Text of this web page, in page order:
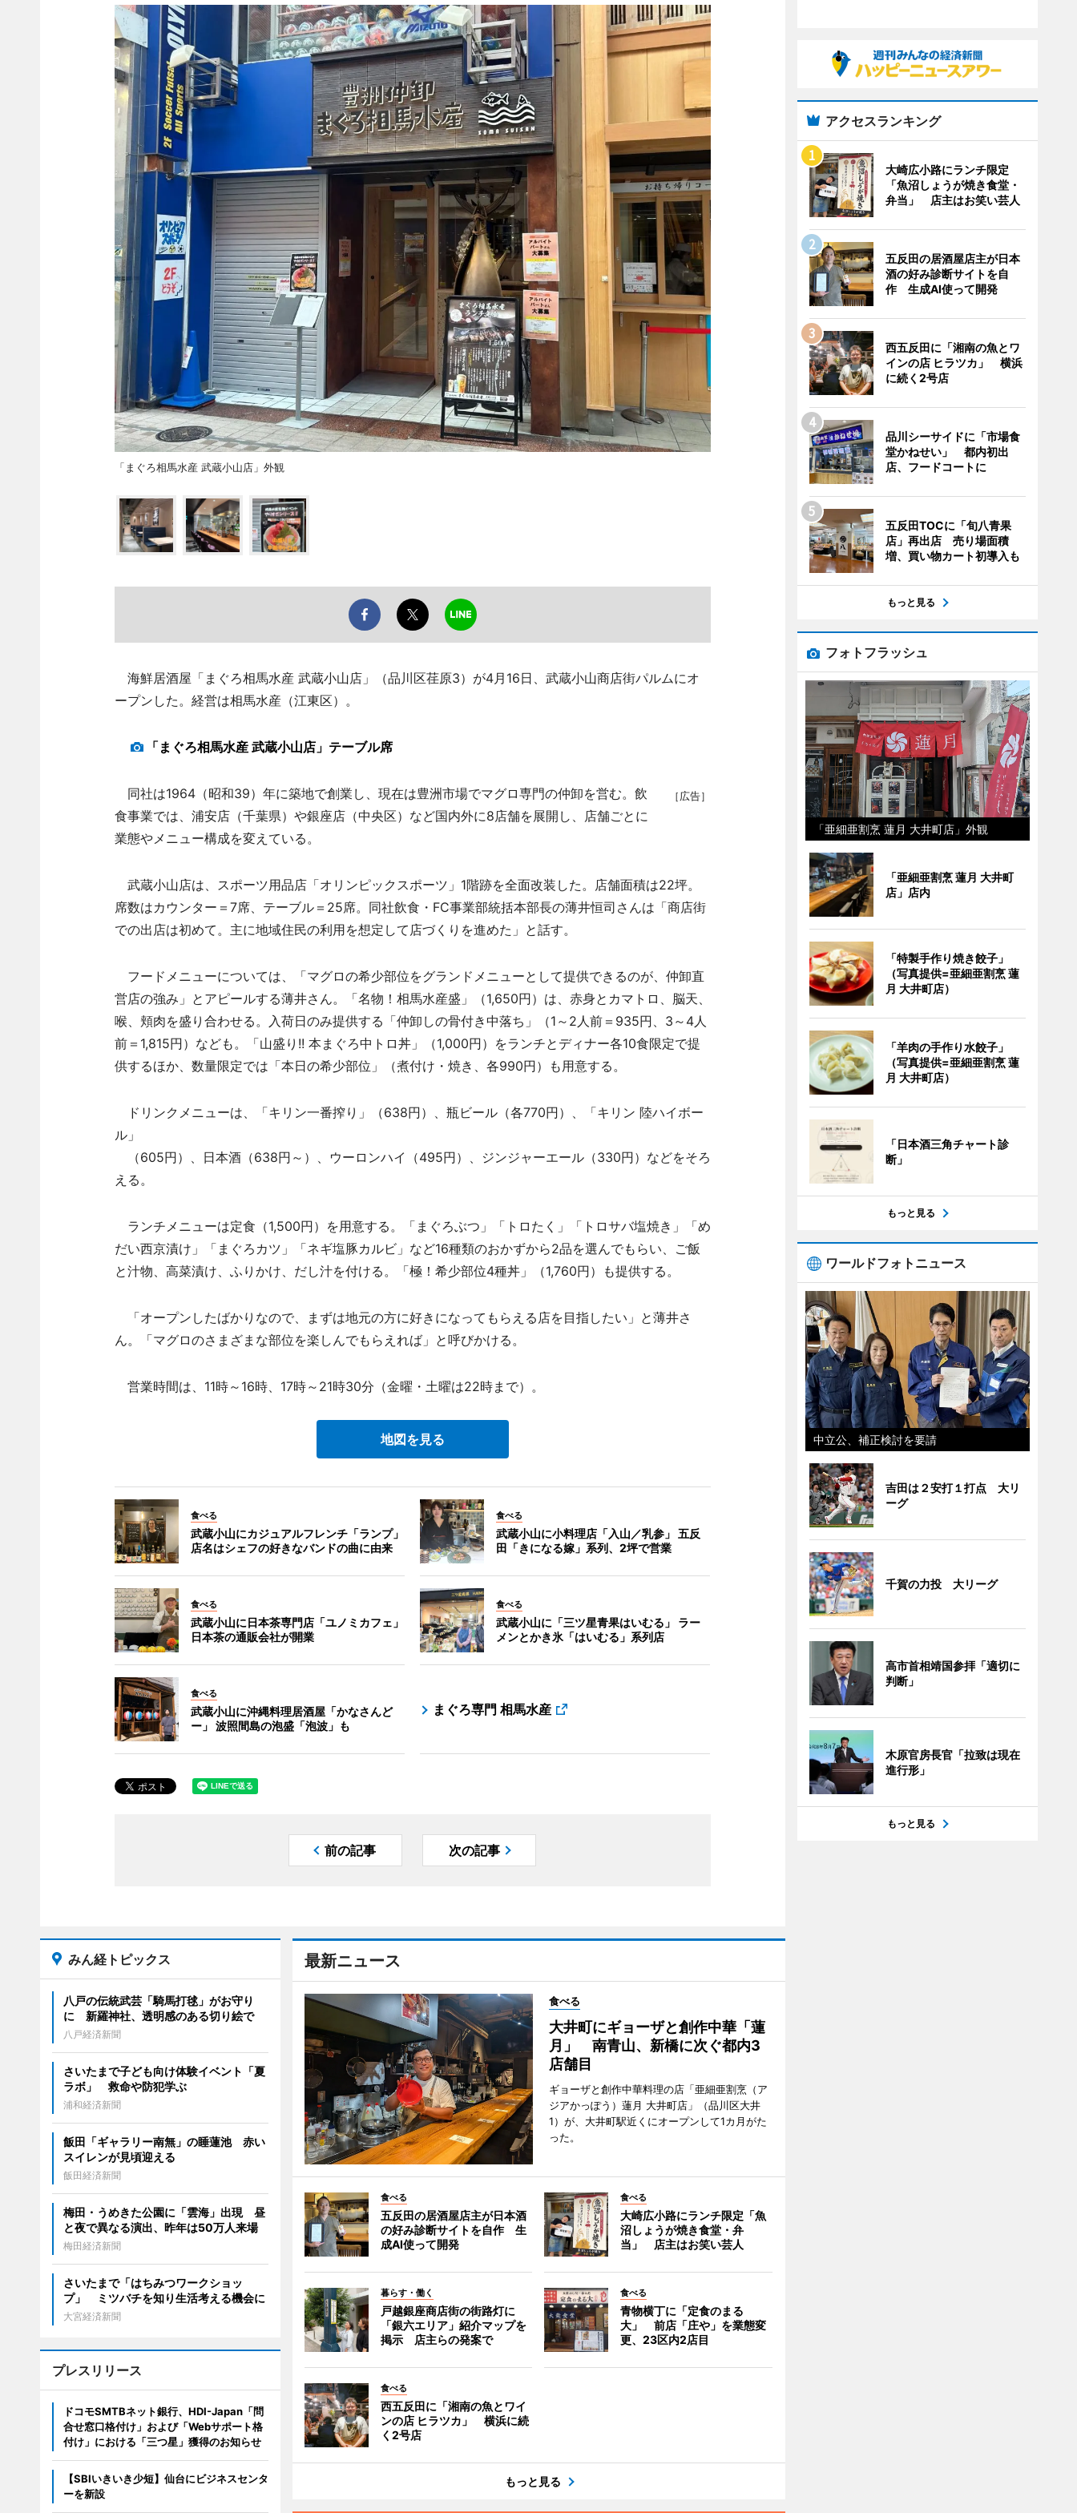
「まぐろ相馬水産 武蔵小山店」外観
海鮮居酒屋「まぐろ相馬水産 武蔵小山店」（品川区荏原3）が4月16日、武蔵小山商店街パルムにオ
ープンした。経営は相馬水産（江東区）。
「まぐろ相馬水産 武蔵小山店」テーブル席
［広告］
同社は1964（昭和39）年に築地で創業し、現在は豊洲市場でマグロ専門の仲卸を営む。飲
食事業では、浦安店（千葉県）や銀座店（中央区）など国内外に8店舗を展開し、店舗ごとに
業態やメニュー構成を変えている。
武蔵小山店は、スポーツ用品店「オリンピックスポーツ」1階跡を全面改装した。店舗面積は22坪。
席数はカウンター＝7席、テーブル＝25席。同社飲食・FC事業部統括本部長の薄井恒司さんは「商店街
での出店は初めて。主に地域住民の利用を想定して店づくりを進めた」と話す。
フードメニューについては、「マグロの希少部位をグランドメニューとして提供できるのが、仲卸直
営店の強み」とアピールする薄井さん。「名物！相馬水産盛」（1,650円）は、赤身とカマトロ、脳天、
喉、頬肉を盛り合わせる。入荷日のみ提供する「仲卸しの骨付き中落ち」（1～2人前＝935円、3～4人
前＝1,815円）なども。「山盛り!! 本まぐろ中トロ丼」（1,000円）をランチとディナー各10食限定で提
供するほか、数量限定では「本日の希少部位」（煮付け・焼き、各990円）も用意する。
ドリンクメニューは、「キリン一番搾り」（638円）、瓶ビール（各770円）、「キリン 陸ハイボー
ル」
（605円）、日本酒（638円～）、ウーロンハイ（495円）、ジンジャーエール（330円）などをそろ
える。
ランチメニューは定食（1,500円）を用意する。「まぐろぶつ」「トロたく」「トロサバ塩焼き」「め
だい西京漬け」「まぐろカツ」「ネギ塩豚カルビ」など16種類のおかずから2品を選んでもらい、ご飯
と汁物、高菜漬け、ふりかけ、だし汁を付ける。「極！希少部位4種丼」（1,760円）も提供する。
「オープンしたばかりなので、まずは地元の方に好きになってもらえる店を目指したい」と薄井さ
ん。「マグロのさまざまな部位を楽しんでもらえれば」と呼びかける。
営業時間は、11時～16時、17時～21時30分（金曜・土曜は22時まで）。
地図を見る
食べる
武蔵小山にカジュアルフレンチ「ランプ」
店名はシェフの好きなバンドの曲に由来
食べる
武蔵小山に小料理店「入山／乳参」 五反
田「きになる嫁」系列、2坪で営業
食べる
武蔵小山に日本茶専門店「ユノミカフェ」
日本茶の通販会社が開業
食べる
武蔵小山に「三ツ星青果はいむる」 ラー
メンとかき氷「はいむる」系列店
食べる
武蔵小山に沖縄料理居酒屋「かなさんど
ー」 波照間島の泡盛「泡波」も
まぐろ専門 相馬水産
前の記事 次の記事
最新ニュース
食べる
大井町にギョーザと創作中華「蓮
月」 南青山、新橋に次ぐ都内3
店舗目
ギョーザと創作中華料理の店「亜細亜割烹（ア
ジアかっぽう）蓮月 大井町店」（品川区大井
1）が、大井町駅近くにオープンして1カ月がた
った。
食べる
五反田の居酒屋店主が日本酒
の好み診断サイトを自作 生
成AI使って開発
食べる
大崎広小路にランチ限定「魚
沼しょうが焼き食堂・弁
当」 店主はお笑い芸人
暮らす・働く
戸越銀座商店街の街路灯に
「銀六エリア」紹介マップを
掲示 店主らの発案で
食べる
青物横丁に「定食のまる
大」 前店「庄や」を業態変
更、23区内2店目
食べる
西五反田に「湘南の魚とワイ
ンの店 ヒラツカ」 横浜に続
く2号店
もっと見る
みん経トピックス
八戸の伝統武芸「騎馬打毬」がお守り
に 新羅神社、透明感のある切り絵で
八戸経済新聞
さいたまで子ども向け体験イベント「夏
ラボ」 救命や防犯学ぶ
浦和経済新聞
飯田「ギャラリー南無」の睡蓮池 赤い
スイレンが見頃迎える
飯田経済新聞
梅田・うめきた公園に「雲海」出現 昼
と夜で異なる演出、昨年は50万人来場
梅田経済新聞
さいたまで「はちみつワークショッ
プ」 ミツバチを知り生活考える機会に
大宮経済新聞
プレスリリース
ドコモSMTBネット銀行、HDI-Japan「問
合せ窓口格付け」および「Webサポート格
付け」における「三つ星」獲得のお知らせ
【SBIいきいき少短】仙台にビジネスセンタ
ーを新設
アクセスランキング
大崎広小路にランチ限定
「魚沼しょうが焼き食堂・
弁当」 店主はお笑い芸人
五反田の居酒屋店主が日本
酒の好み診断サイトを自
作 生成AI使って開発
西五反田に「湘南の魚とワ
インの店 ヒラツカ」 横浜
に続く2号店
品川シーサイドに「市場食
堂かねせい」 都内初出
店、フードコートに
五反田TOCに「旬八青果
店」再出店 売り場面積
増、買い物カート初導入も
もっと見る
フォトフラッシュ
「亜細亜割烹 蓮月 大井町店」外観
「亜細亜割烹 蓮月 大井町
店」店内
「特製手作り焼き餃子」
（写真提供=亜細亜割烹 蓮
月 大井町店）
「羊肉の手作り水餃子」
（写真提供=亜細亜割烹 蓮
月 大井町店）
「日本酒三角チャート診
断」
もっと見る
ワールドフォトニュース
中立公、補正検討を要請
吉田は２安打１打点 大リ
ーグ
千賀の力投 大リーグ
高市首相靖国参拝「適切に
判断」
木原官房長官「拉致は現在
進行形」
もっと見る